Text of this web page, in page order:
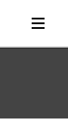
Toggle